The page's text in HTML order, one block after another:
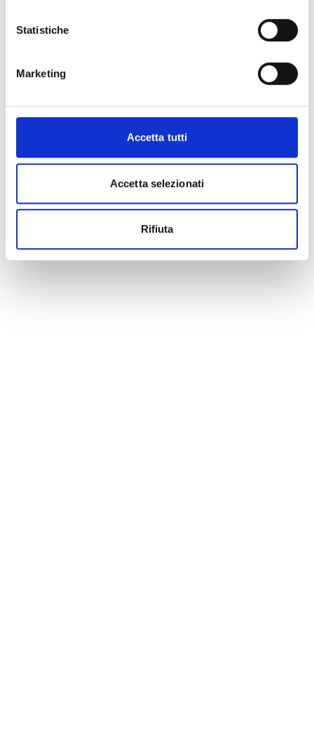
Statistiche
Marketing
Accetta tutti
Accetta selezionati
Rifiuta